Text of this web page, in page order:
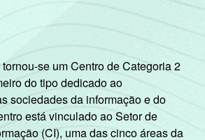
De 16 a 24 anos 43
De 25 a 34 anos
De 35 a 44 anos 36
se um Centro de Categoria 2
do tipo dedicado ao
sociedades da informação e do
está vinculado ao Setor de
(CI), uma das cinco áreas da